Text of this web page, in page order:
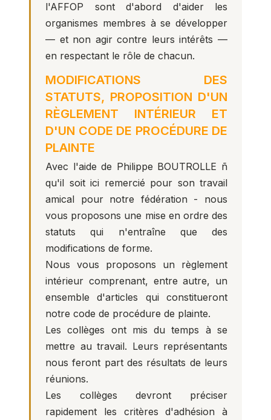
l'AFFOP sont d'abord d'aider les
organismes membres à se développer
— et non agir contre leurs intérêts —
en respectant le rôle de chacun.
MODIFICATIONS DES
STATUTS, PROPOSITION D'UN
RÈGLEMENT INTÉRIEUR ET
D'UN CODE DE PROCÉDURE DE
PLAINTE
Avec l'aide de Philippe BOUTROLLE ñ
qu'il soit ici remercié pour son travail
amical pour notre fédération - nous
vous proposons une mise en ordre des
statuts qui n'entraîne que des
modifications de forme.
Nous vous proposons un règlement
intérieur comprenant, entre autre, un
ensemble d'articles qui constitueront
notre code de procédure de plainte.
Les collèges ont mis du temps à se
mettre au travail. Leurs représentants
nous feront part des résultats de leurs
réunions.
Les collèges devront préciser
rapidement les critères d'adhésion à